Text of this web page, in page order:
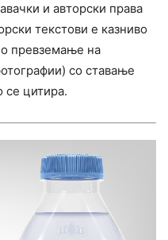
и авторски права
текстови е казниво
превземање на
со ставање
се цитира.